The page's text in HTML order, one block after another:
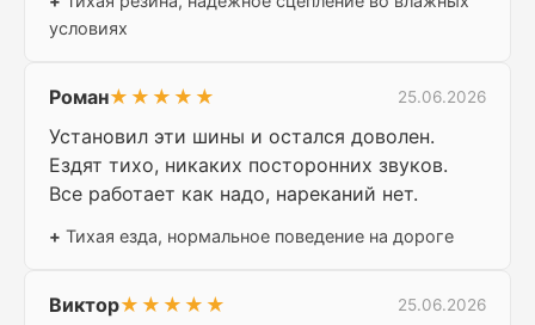
условиях
Роман★★★★★ 25.06.2026
Установил эти шины и остался доволен.
Ездят тихо, никаких посторонних звуков.
Все работает как надо, нареканий нет.
+ Тихая езда, нормальное поведение на дороге
Виктор★★★★★ 25.06.2026